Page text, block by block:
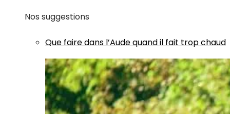
Nos suggestions
Que faire dans l’Aude quand il fait trop chaud